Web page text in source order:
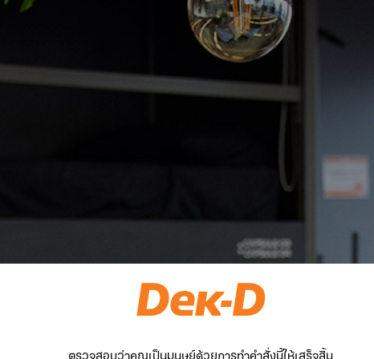
ตรวจสอบว่าคุณเป็นมนุษย์ด้วยการทำคำสั่งนี้ให้เสร็จสิ้น